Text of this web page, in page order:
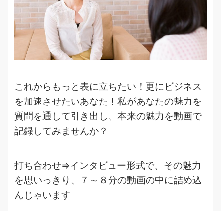
これからもっと表に立ちたい！更にビジネス
を加速させたいあなた！私があなたの魅力を
質問を通して引き出し、本来の魅力を動画で
記録してみませんか？
打ち合わせ⇒インタビュー形式で、その魅力
を思いっきり、７～８分の動画の中に詰め込
んじゃいます